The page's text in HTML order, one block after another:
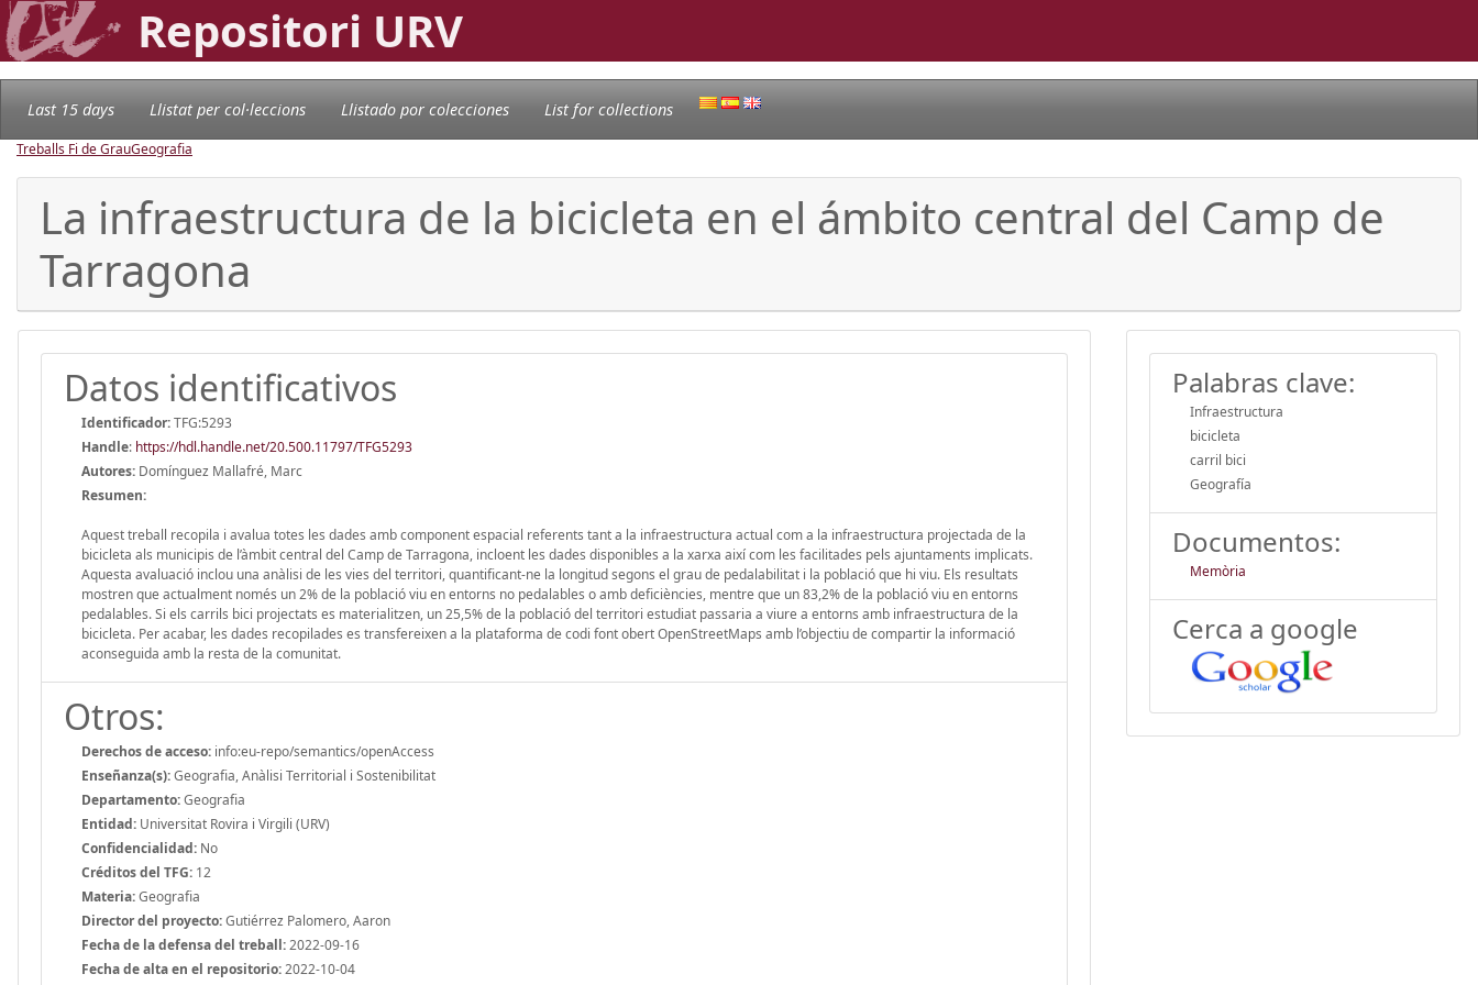
Repositori URV
Last 15 days Llistat per col·leccions Llistado por colecciones List for collections
Treballs Fi de GrauGeografia
La infraestructura de la bicicleta en el ámbito central del Camp de
Tarragona
Datos identificativos
Identificador:TFG:5293
Handle: https://hdl.handle.net/20.500.11797/TFG5293
Autores: Domínguez Mallafré, Marc
Resumen:
Aquest treball recopila i avalua totes les dades amb component espacial referents tant a la infraestructura actual com a la infraestructura projectada de la
bicicleta als municipis de l’àmbit central del Camp de Tarragona, incloent les dades disponibles a la xarxa així com les facilitades pels ajuntaments implicats.
Aquesta avaluació inclou una anàlisi de les vies del territori, quantificant-ne la longitud segons el grau de pedalabilitat i la població que hi viu. Els resultats
mostren que actualment només un 2% de la població viu en entorns no pedalables o amb deficiències, mentre que un 83,2% de la població viu en entorns
pedalables. Si els carrils bici projectats es materialitzen, un 25,5% de la població del territori estudiat passaria a viure a entorns amb infraestructura de la
bicicleta. Per acabar, les dades recopilades es transfereixen a la plataforma de codi font obert OpenStreetMaps amb l’objectiu de compartir la informació
aconseguida amb la resta de la comunitat.
Otros:
Derechos de acceso: info:eu-repo/semantics/openAccess
Enseñanza(s):Geografia, Anàlisi Territorial i Sostenibilitat
Departamento:Geografia
Entidad: Universitat Rovira i Virgili (URV)
Confidencialidad: No
Créditos del TFG: 12
Materia:Geografia
Director del proyecto:Gutiérrez Palomero, Aaron
Fecha de la defensa del treball:2022-09-16
Fecha de alta en el repositorio:2022-10-04
Palabras clave:
Infraestructura
bicicleta
carril bici
Geografía
Documentos:
Memòria
Cerca a google